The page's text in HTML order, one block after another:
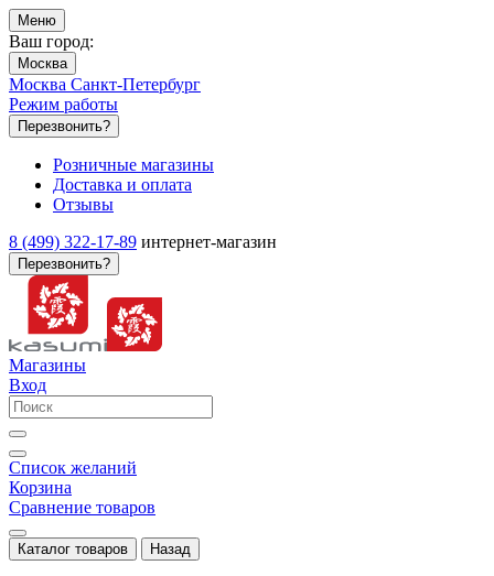
Меню
Ваш город:
Москва
Москва Санкт-Петербург
Режим работы
Перезвонить?
Розничные магазины
Доставка и оплата
Отзывы
8 (499) 322-17-89 интернет-магазин
Перезвонить?
Магазины
Вход
Список желаний
Корзина
Сравнение товаров
Каталог товаров Назад